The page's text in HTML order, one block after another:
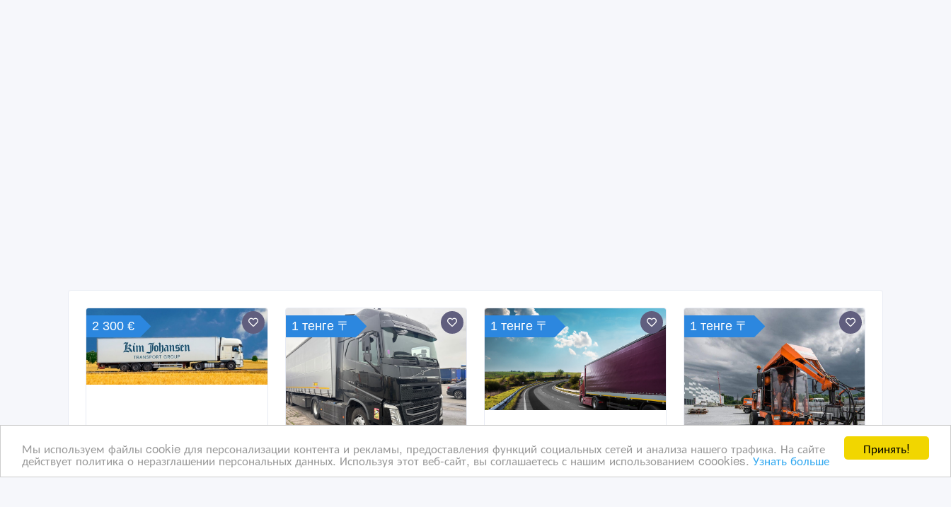
Принять!
Мы используем файлы cookie для персонализации контента и рекламы, предоставления функций социальных сетей и анализа нашего трафика. На сайте
действует политика о неразглашении персональных данных. Используя этот веб-сайт, вы соглашаетесь с нашим использованием coookies.Узнать больше
2 300 € 1 тенге 〒 1 тенге 〒 1 тенге 〒